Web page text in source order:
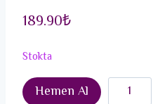
189.90₺
Stokta
Hemen Al
316L